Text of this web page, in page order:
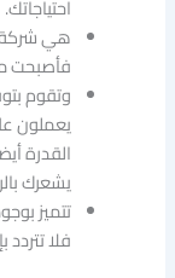
احتياجاتك.
هي شركة
فأصبحت
وتقوم
يعملون
القدرة
يشعرك
تتميز
فلا